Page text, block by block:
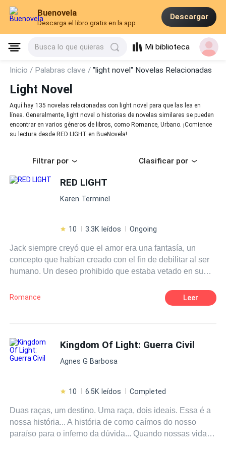
Buenovela
Descarga el libro gratis en la app
Descargar
Busca lo que quieras Mi biblioteca
Inicio / Palabras clave /"light novel" Novelas Relacionadas
Light Novel
Aquí hay 135 novelas relacionadas con light novel para que las lea en
línea. Generalmente, light novel o historias de novelas similares se pueden
encontrar en varios géneros de libros, como Romance, Urbano. ¡Comience
su lectura desde RED LIGHT en BueNovela!
Filtrar por Clasificar por
RED LIGHT
Karen Terminel
10 3.3K leídos Ongoing
Jack siempre creyó que el amor era una fantasía, un
concepto que habían creado con el fin de debilitar al ser
humano. Un deseo prohibido que estaba vetado en su
temas que habían evitado. Experiencias y sentimientos
que se había obligado a no sentir por toda su vida hasta
hacía a su alrededor.
Romance Leer
Kingdom Of Light: Guerra Civil
Agnes G Barbosa
10 6.5K leídos Completed
Duas raças, um destino. Uma raça, dois ideais. Essa é a
nossa história... A história de como caímos do nosso
paraíso para o inferno da dúvida... Quando nossas vidas